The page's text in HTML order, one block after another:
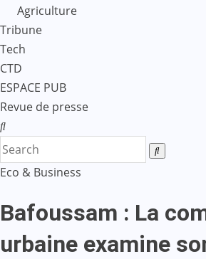
Agriculture
Tribune
Tech
CTD
ESPACE PUB
Revue de presse
Eco & Business
Bafoussam : La
urbaine examine